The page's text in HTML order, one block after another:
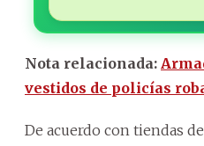
Nota relacionada:
vestidos de policías
De acuerdo con tiendas